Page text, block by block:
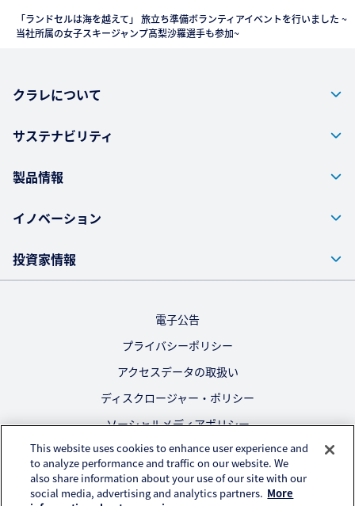
「ランドセルは海を越えて」 旅立ち準備ボランティアイベントを行いました ~
当社所属の女子スキージャンプ髙梨沙羅選手も参加~
クラレについて
サステナビリティ
製品情報
イノベーション
投資家情報
電子公告
プライバシーポリシー
アクセスデータの取扱い
ディスクロージャー・ポリシー
ソーシャルメディアポリシー
ご利用にあたって
公式SNS
This website uses cookies to enhance user experience and
to analyze performance and traffic on our website. We
also share information about your use of our site with our
social media, advertising and analytics partners. More